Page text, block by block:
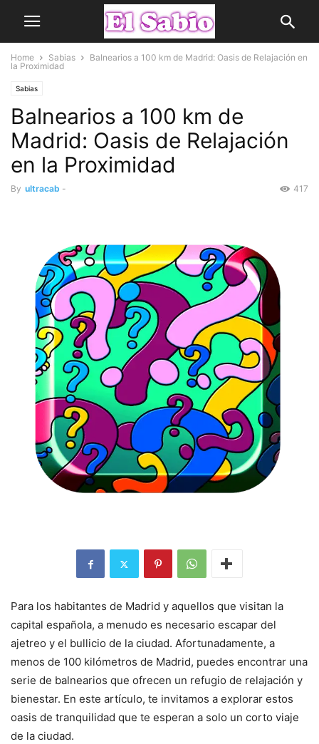
Home Sabias
Balnearios a 100 km de Madrid: Oasis de Relajación en
la Proximidad
Sabias
Balnearios a 100 km de
Madrid: Oasis de Relajación
en la Proximidad
By ultracab - 417
Para los habitantes de Madrid y aquellos que visitan la
capital española, a menudo es necesario escapar del
ajetreo y el bullicio de la ciudad. Afortunadamente, a
menos de 100 kilómetros de Madrid, puedes encontrar una
serie de balnearios que ofrecen un refugio de relajación y
bienestar. En este artículo, te invitamos a explorar estos
oasis de tranquilidad que te esperan a solo un corto viaje
de la ciudad.